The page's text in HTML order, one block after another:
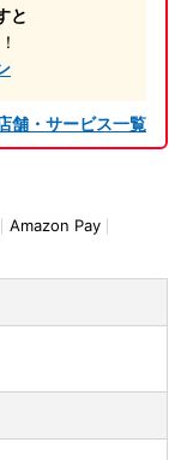
と
舗・サービス一覧
Amazon Pay